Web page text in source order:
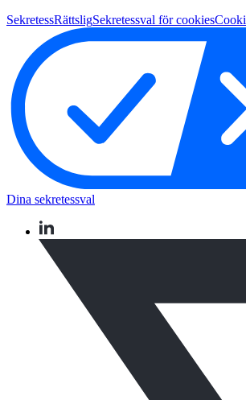
SekretessRättsligSekretessval för cookies
Dina sekretessval